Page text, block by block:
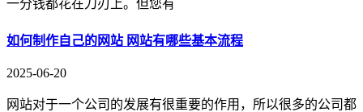
一分钱都花在刀刃上。但您有
如何制作自己的网站 网站有哪些基本流程
2025-06-20
网站对于一个公司的发展有很重要的作用，所以很多的公司都